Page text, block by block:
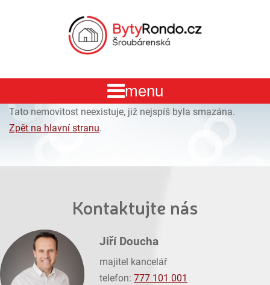
Tato nemovitost neexistuje, již nejspíš byla smazána.
Zpět na hlavní stranu.
Kontaktujte nás
Jiří Doucha
majitel kancelář
telefon: 777 101 001